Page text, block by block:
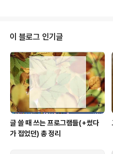
는 있지만 dropna()같은 기능은 없는 듯
8,16,32) 일단 벡터는 이런 식이다. ..
이 블로그 인기글
글 쓸 때 쓰는 프로그램들(+썼다
가 접었던) 총 정리